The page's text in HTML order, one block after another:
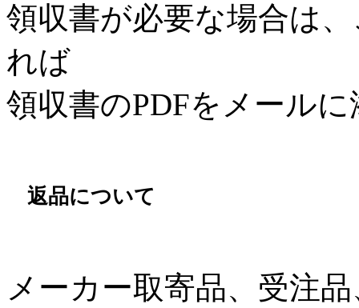
領収書が必要な場合は
れば
領収書のPDFをメール
返品について
メーカー取寄品、受注